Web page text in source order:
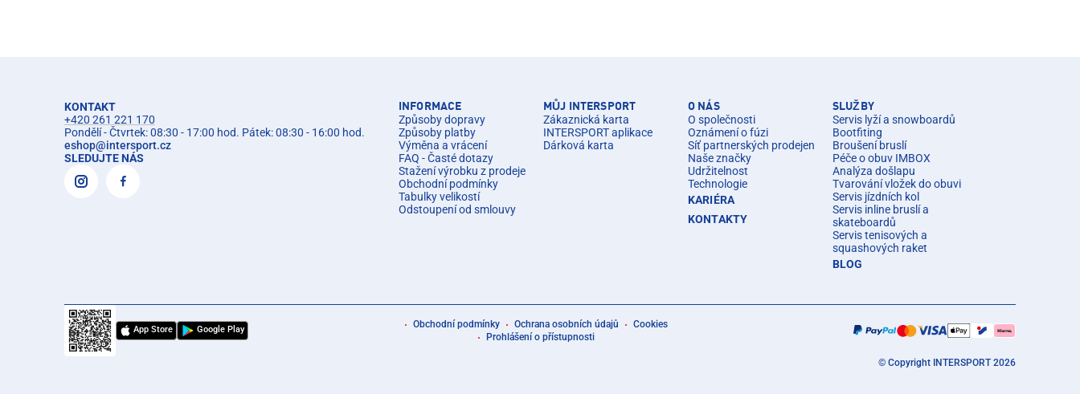
KONTAKT
+420 261 221 170
Pondělí - Čtvrtek: 08:30 - 17:00 hod. Pátek: 08:30 - 16:00 hod.
eshop@intersport.cz
SLEDUJTE NÁS
INFORMACE
Způsoby dopravy
Způsoby platby
Výměna a vrácení
FAQ - Časté dotazy
Stažení výrobku z prodeje
Obchodní podmínky
Tabulky velikostí
Odstoupení od smlouvy
MŮJ INTERSPORT
Zákaznická karta
INTERSPORT aplikace
Dárková karta
O NÁS
O společnosti
Oznámení o fúzi
Síť partnerských prodejen
Naše značky
Udržitelnost
Technologie
KARIÉRA
KONTAKTY
SLUŽBY
Servis lyží a snowboardů
Bootfiting
Broušení bruslí
Péče o obuv IMBOX
Analýza došlapu
Tvarování vložek do obuvi
Servis jízdních kol
Servis inline bruslí a
skateboardů
Servis tenisových a
squashových raket
BLOG
App Store Google Play Obchodní podmínky Ochrana osobních údajů
Cookies
Prohlášení o přístupnosti
© Copyright INTERSPORT 2026